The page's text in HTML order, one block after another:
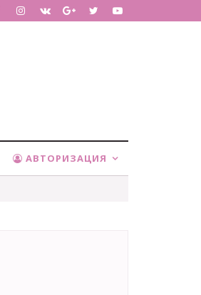
АВТОРИЗАЦИЯ